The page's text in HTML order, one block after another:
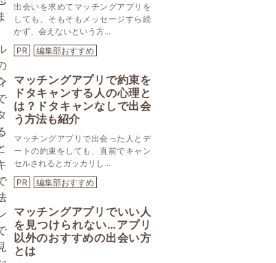
出会いを求めてマッチングアプリを
しても、そもそもメッセージすら続
かず、会えないという方...
PR
編集部おすすめ
マッチングアプリで約束を
ドタキャンする人の心理と
は？ドタキャンなしで出会
う方法も紹介
マッチングアプリで出会った人とデ
ートの約束をしても、直前でキャン
セルされるとガッカリし...
PR
編集部おすすめ
マッチングアプリでいい人
を見つけられない…アプリ
以外のおすすめの出会い方
とは